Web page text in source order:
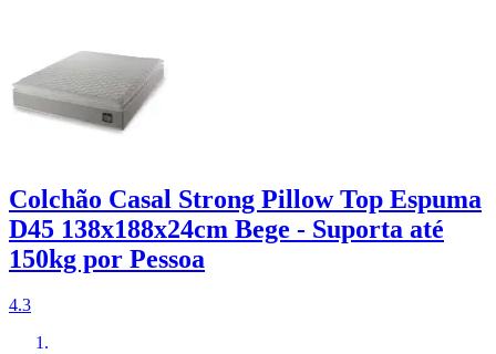
Colchão Casal Strong Pillow Top Espuma
D45 138x188x24cm Bege - Suporta até
150kg por Pessoa
4.3